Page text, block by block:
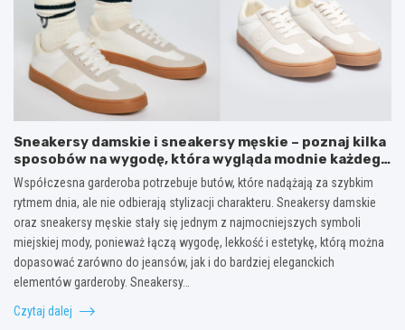
Sneakersy damskie i sneakersy męskie – poznaj kilka
sposobów na wygodę, która wygląda modnie każdego
dnia
Współczesna garderoba potrzebuje butów, które nadążają za szybkim
rytmem dnia, ale nie odbierają stylizacji charakteru. Sneakersy damskie
oraz sneakersy męskie stały się jednym z najmocniejszych symboli
miejskiej mody, ponieważ łączą wygodę, lekkość i estetykę, którą można
dopasować zarówno do jeansów, jak i do bardziej eleganckich
elementów garderoby. Sneakersy…
Czytaj dalej